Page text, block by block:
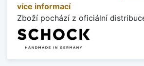
více informací
Zboží pochází z oficiální